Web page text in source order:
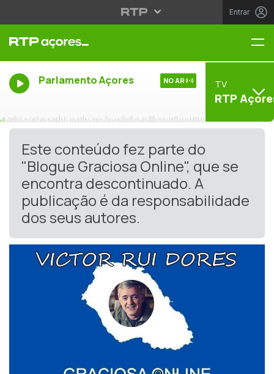
Entrar
Parlamento Açores NO AR TV
RTP
Este conteúdo fez parte do
"Blogue Graciosa Online", que se
encontra descontinuado. A
publicação é da responsabilidade
dos seus autores.